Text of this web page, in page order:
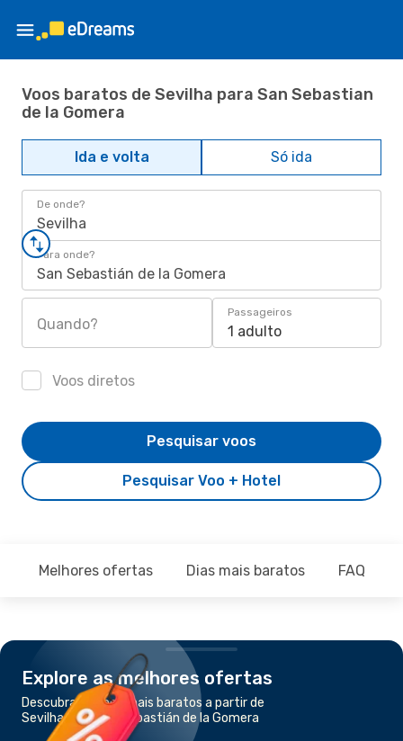
Voos baratos de Sevilha para San Sebastian
de la Gomera
Ida e volta Só ida
De onde?
Sevilha
Para onde?
San Sebastián de la Gomera
Quando?
Passageiros
1 adulto
Voos diretos
Pesquisar Voo + Hotel
Pesquisar voos
Melhores ofertas Dias mais baratos FAQ
Explore as melhores ofertas
Descubra os voos mais baratos a partir de
Sevilha para San Sebastián de la Gomera